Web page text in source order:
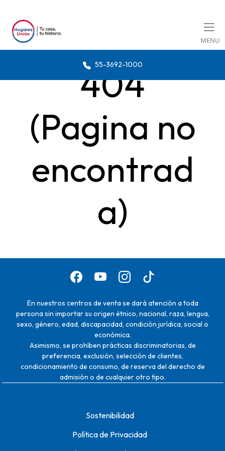
MENU
55-3692-1000
404
(Pagina no
encontrad
a)
En nuestros centros de venta se dará atención a toda
persona sin importar su origen étnico, nacional, raza, lengua,
sexo, género, edad, discapacidad, condición jurídica, social o
económica.
Asimismo, se prohíben prácticas discriminatorias, de
preferencia, exclusión, selección de clientes,
condicionamiento de consumo, de reserva del derecho de
admisión o de cualquier otro tipo.
Sostenibilidad
Política de Privacidad